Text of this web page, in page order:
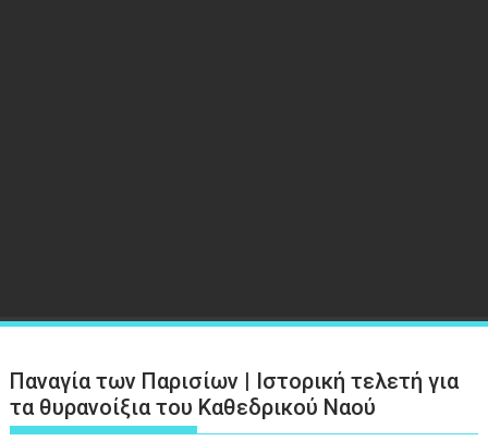
Παναγία των Παρισίων | Ιστορική τελετή για
τα θυρανοίξια του Καθεδρικού Ναού